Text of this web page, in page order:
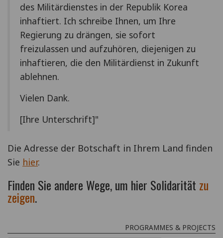
des Militärdienstes in der Republik Korea
inhaftiert. Ich schreibe Ihnen, um Ihre
Regierung zu drängen, sie sofort
freizulassen und aufzuhören, diejenigen zu
inhaftieren, die den Militärdienst in Zukunft
ablehnen.
Vielen Dank.
[Ihre Unterschrift]"
Die Adresse der Botschaft in Ihrem Land finden
Sie hier.
Finden Sie andere Wege, um hier Solidarität zu
zeigen.
PROGRAMMES & PROJECTS